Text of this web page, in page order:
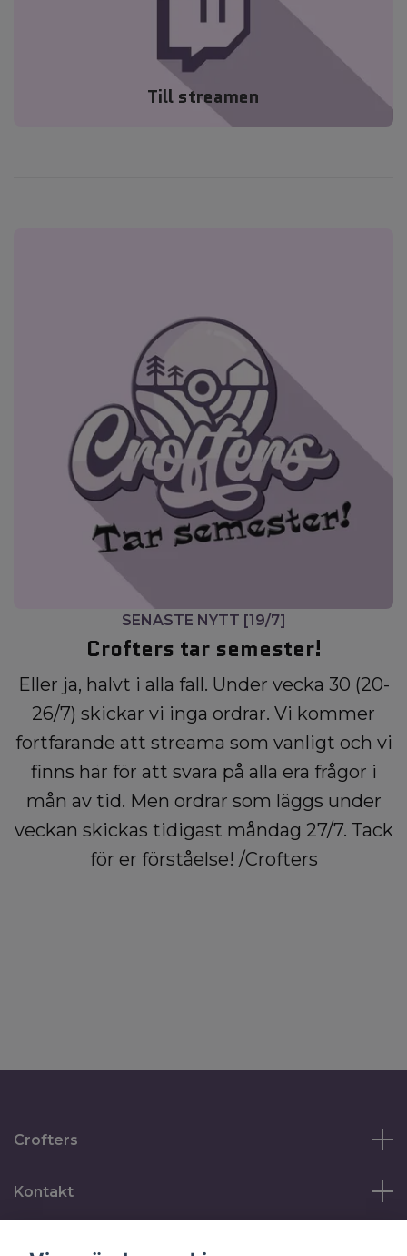
Till streamen
SENASTE NYTT [19/7]
Crofters tar semester!
Eller ja, halvt i alla fall. Under vecka 30 (20-
26/7) skickar vi inga ordrar. Vi kommer
fortfarande att streama som vanligt och vi
finns här för att svara på alla era frågor i
mån av tid. Men ordrar som läggs under
veckan skickas tidigast måndag 27/7. Tack
för er förståelse! /Crofters
Crofters
Kontakt